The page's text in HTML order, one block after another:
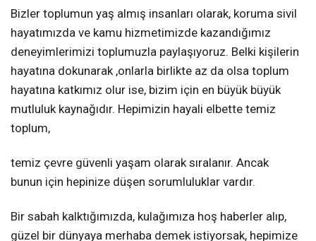
Bizler toplumun yaş almış insanları olarak, koruma sivil
hayatımızda ve kamu hizmetimizde kazandığımız
deneyimlerimizi toplumuzla paylaşıyoruz. Belki kişilerin
hayatına dokunarak ,onlarla birlikte az da olsa toplum
hayatına katkımız olur ise, bizim için en büyük büyük
mutluluk kaynağıdır. Hepimizin hayali elbette temiz
toplum,
temiz çevre güvenli yaşam olarak sıralanır. Ancak
bunun için hepinize düşen sorumluluklar vardır.
Bir sabah kalktığımızda, kulağımıza hoş haberler alıp,
güzel bir dünyaya merhaba demek istiyorsak, hepimize